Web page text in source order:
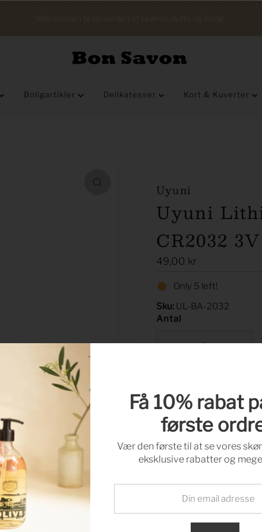
Boligartikler Delikatesser Kort & Kuverter
Uyuni
Uyuni
CR2032 3V
Regular
49,00 kr
Only 5 left!
Sku: UL-BA-2032
Antal
- +
Buy it
Pickup available at
View store information
Få 10% rabat
første
Vær den første til at se vores
eksklusive rabatter og